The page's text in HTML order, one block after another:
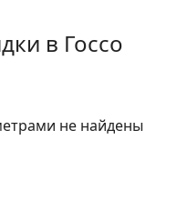
в Госсо
не найдены